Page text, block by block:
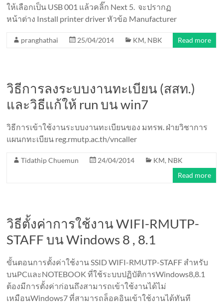
ให้เลือกเป็น USB 001 แล้วคลิ๊ก Next 5. จะปรากฏ
หน้าต่าง Install printer driver หัวข้อ Manufacturer
pranghathai 25/04/2014 KM, NBK Read more
วิธีการลงระบบงานทะเบียน (สสท.)
และวิธีแก้ให้ run บน win7
วิธีการเข้าใช้งานระบบงานทะเบียนของ มทรพ. ฝ่ายวิชาการ
แผนกทะเบียน reg.rmutp.ac.th/vncaller
Tidathip Chuemun 24/04/2014 KM, NBK
Read more
วิธีตั้งค่าการใช้งาน WIFI-RMUTP-
STAFF บน Windows 8 , 8.1
ขั้นตอนการตั้งค่าใช้งาน SSID WIFI-RMUTP-STAFF สำหรับ
บนPCและNOTEBOOK ที่ใช้ระบบปฏิบัติการWindows8,8.1
ต้องมีการตั้งค่าก่อนถึงสามารถเข้าใช้งานได้ไม่
เหมือนWindows7 ที่สามารถล็อคอินเข้าใช้งานได้ทันที